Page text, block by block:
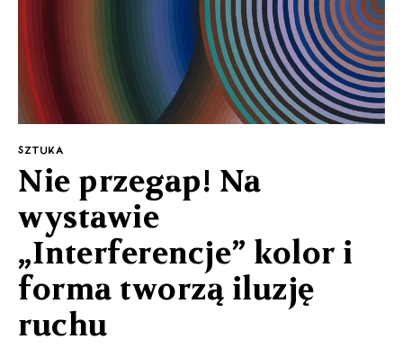
SZTUKA
Nie przegap! Na
wystawie
„Interferencje” kolor i
forma tworzą iluzję
ruchu